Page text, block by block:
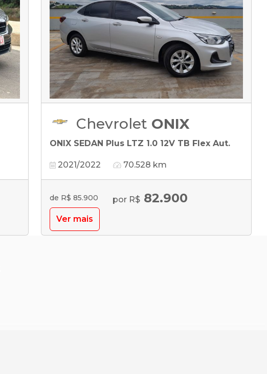
Chevrolet ONIX
ONIX SEDAN Plus LTZ 1.0 12V TB Flex Aut.
2021/2022 70.528 km
de R$ 85.900 por R$ 82.900
Ver mais